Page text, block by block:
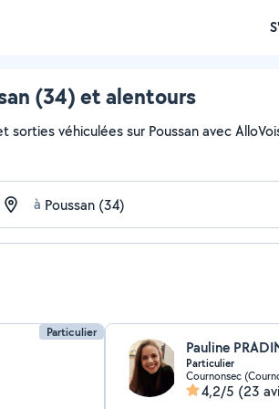
(34) et alentours
véhiculées sur Poussan avec
à
Particulier
Pauline
Particulier
Cournonsec
4,2/5 (23